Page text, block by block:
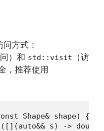
方式：
）和 std::visit
（访
，推荐使用
Shape& shape) {
s) ->